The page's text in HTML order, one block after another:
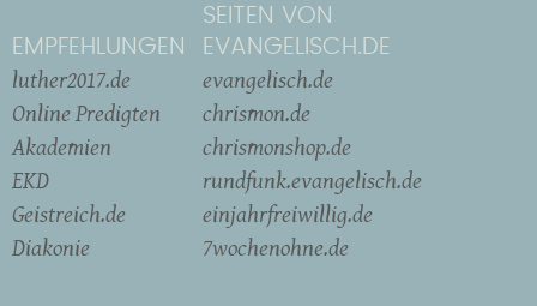
EMPFEHLUNGEN
luther2017.de
Online Predigten
Akademien
EKD
Geistreich.de
Diakonie
SEITEN VON
EVANGELISCH.DE
evangelisch.de
chrismon.de
chrismonshop.de
rundfunk.evangelisch.de
einjahrfreiwillig.de
7wochenohne.de